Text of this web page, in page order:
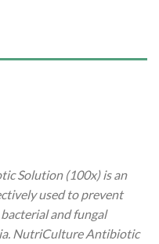
Solution (100x) is an
used to prevent
and fungal
NutriCulture Antibiotic